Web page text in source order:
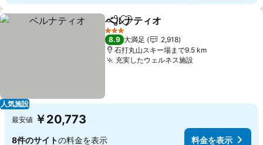
人気施設
シェアお気に入りに追加
ベルナティオ
3 ホテルのランク
8.9 大満足
2,918
石打丸山スキー場まで9.5 km
充実したウェルネス施設
最安値 ￥20,773
8件のサイトの料金を表示 料金を表示